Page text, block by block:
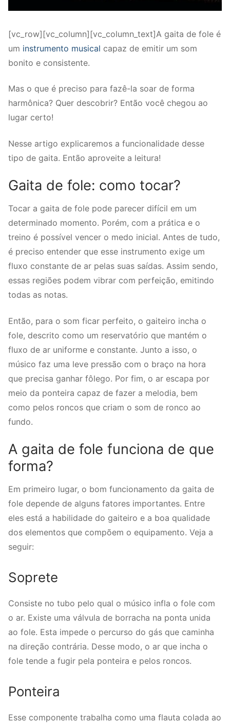
[vc_row][vc_column][vc_column_text]A gaita de fole é
um instrumento musical capaz de emitir um som
bonito e consistente.
Mas o que é preciso para fazê-la soar de forma
harmônica? Quer descobrir? Então você chegou ao
lugar certo!
Nesse artigo explicaremos a funcionalidade desse
tipo de gaita. Então aproveite a leitura!
Gaita de fole: como tocar?
Tocar a gaita de fole pode parecer difícil em um
determinado momento. Porém, com a prática e o
treino é possível vencer o medo inicial. Antes de tudo,
é preciso entender que esse instrumento exige um
fluxo constante de ar pelas suas saídas. Assim sendo,
essas regiões podem vibrar com perfeição, emitindo
todas as notas.
Então, para o som ficar perfeito, o gaiteiro incha o
fole, descrito como um reservatório que mantém o
fluxo de ar uniforme e constante. Junto a isso, o
músico faz uma leve pressão com o braço na hora
que precisa ganhar fôlego. Por fim, o ar escapa por
meio da ponteira capaz de fazer a melodia, bem
como pelos roncos que criam o som de ronco ao
fundo.
A gaita de fole funciona de que
forma?
Em primeiro lugar, o bom funcionamento da gaita de
fole depende de alguns fatores importantes. Entre
eles está a habilidade do gaiteiro e a boa qualidade
dos elementos que compõem o equipamento. Veja a
seguir:
Soprete
Consiste no tubo pelo qual o músico infla o fole com
o ar. Existe uma válvula de borracha na ponta unida
ao fole. Esta impede o percurso do gás que caminha
na direção contrária. Desse modo, o ar que incha o
fole tende a fugir pela ponteira e pelos roncos.
Ponteira
Esse componente trabalha como uma flauta colada ao